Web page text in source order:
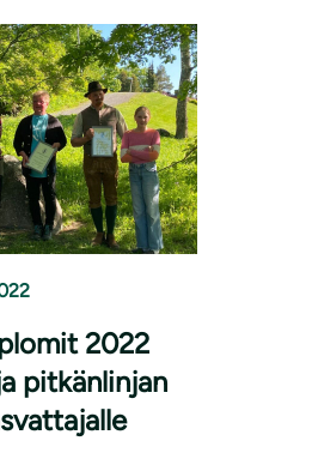
2022
pitkänlinjan